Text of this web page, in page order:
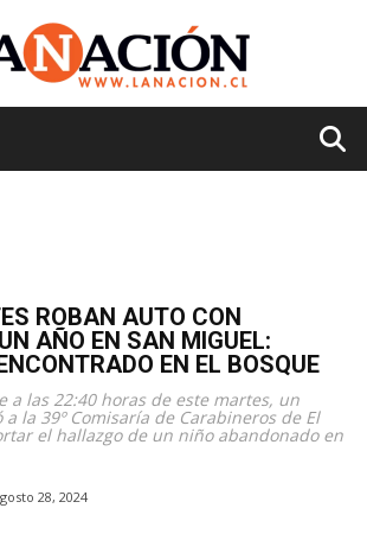
ROBAN AUTO CON
AÑO EN SAN MIGUEL:
EN EL BOSQUE
a las 22:40 horas de este martes, un
la 39º Comisaría de Carabineros de El
el hallazgo de un niño abandonado en
28, 2024